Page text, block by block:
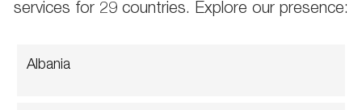
services for 29 countries. Explore our presence:
Albania